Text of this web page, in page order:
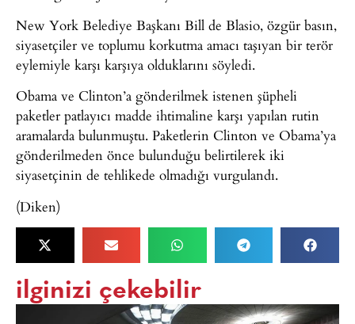
New York Belediye Başkanı Bill de Blasio, özgür basın,
siyasetçiler ve toplumu korkutma amacı taşıyan bir terör
eylemiyle karşı karşıya olduklarını söyledi.
Obama ve Clinton’a gönderilmek istenen şüpheli
paketler patlayıcı madde ihtimaline karşı yapılan rutin
aramalarda bulunmuştu. Paketlerin Clinton ve Obama’ya
gönderilmeden önce bulunduğu belirtilerek iki
siyasetçinin de tehlikede olmadığı vurgulandı.
(Diken)
ilginizi çekebilir